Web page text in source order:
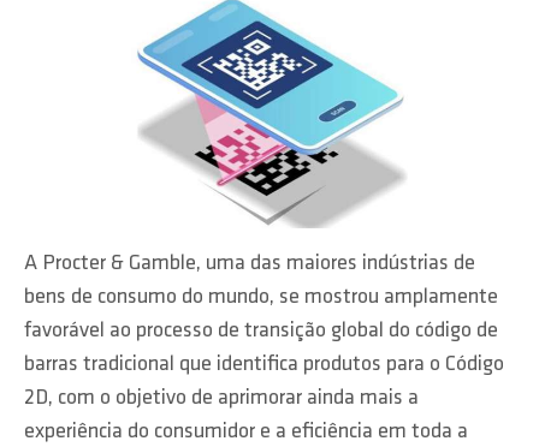
A Procter & Gamble, uma das maiores indústrias de
bens de consumo do mundo, se mostrou amplamente
favorável ao processo de transição global do código de
barras tradicional que identifica produtos para o Código
2D, com o objetivo de aprimorar ainda mais a
experiência do consumidor e a eficiência em toda a